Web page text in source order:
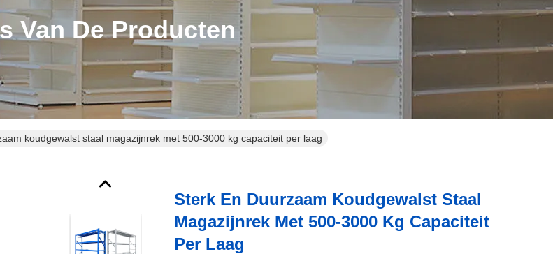
Van De Producten
koudgewalst staal magazijnrek met 500-3000 kg capaciteit per laag
Sterk En Duurzaam Koudgewalst Staal
Magazijnrek Met 500-3000 Kg Capaciteit
Per Laag